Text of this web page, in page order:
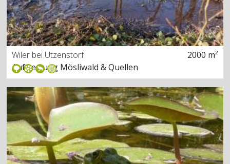
Wiler bei Utzenstorf
2000 m²
Aufwertung Mösliwald & Quellen